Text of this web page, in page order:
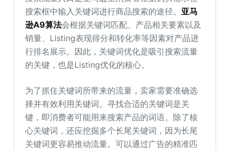
搜索框中输入关键词进行商品搜索的途径。 亚马
逊A9算法会根据关键词匹配、产品相关要素以及
销量、Listing表现得分和转化率等因素对产品进
行排名展示。因此，关键词优化是吸引搜索流量
的关键，也是Listing优化的核心。
为了抓住关键词所带来的流量，卖家需要准确选
择并有效利用关键词。寻找合适的关键词是关
键，即消费者可能用来搜索产品的词语。除了核
心关键词，还应挖掘多个长尾关键词，因为长尾
关键词更容易推动流量。可以通过广告的精准匹